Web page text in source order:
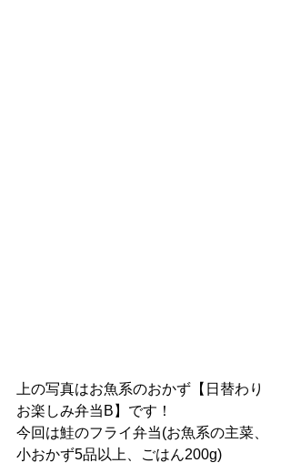
上の写真はお魚系のおかず【日替わり
お楽しみ弁当B】です！
今回は鮭のフライ弁当(お魚系の主菜、
小おかず5品以上、ごはん200g)